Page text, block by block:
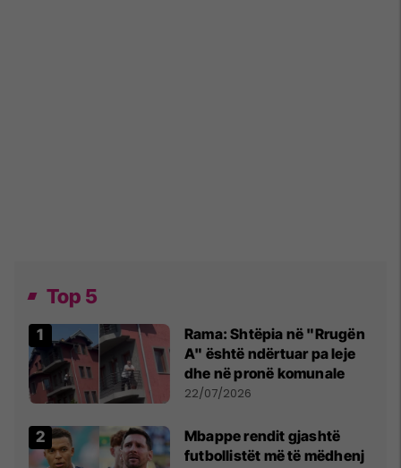
Top 5
Rama: Shtëpia në "Rrugën
A" është ndërtuar pa leje
dhe në pronë komunale
22/07/2026
Mbappe rendit gjashtë
futbollistët më të mëdhenj